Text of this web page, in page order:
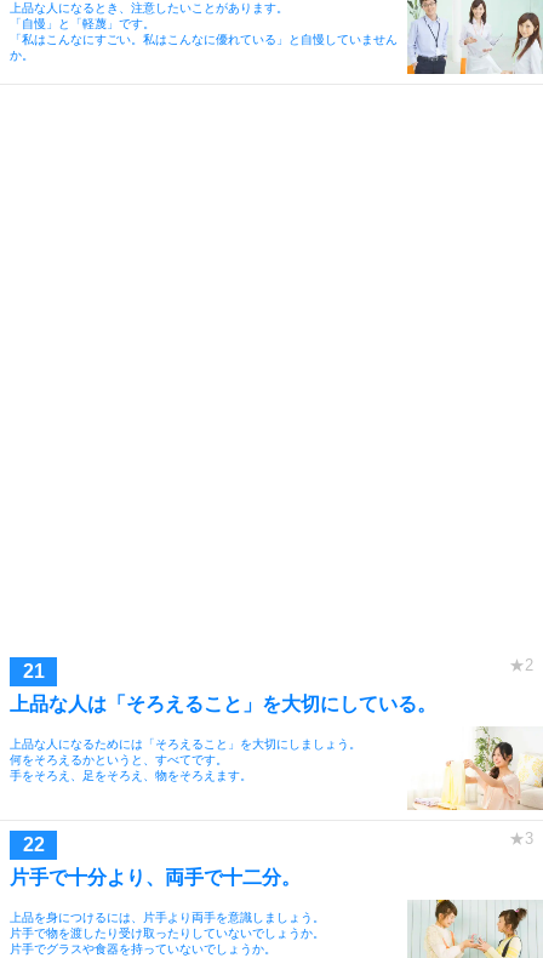
上品な人になるとき、注意したいことがあります。
「自慢」と「軽蔑」です。
「私はこんなにすごい。私はこんなに優れている」と自慢していません
か。
上品な人は「そろえること」を大切にしている。
上品な人になるためには「そろえること」を大切にしましょう。
何をそろえるかというと、すべてです。
手をそろえ、足をそろえ、物をそろえます。
片手で十分より、両手で十二分。
上品を身につけるには、片手より両手を意識しましょう。
片手で物を渡したり受け取ったりしていないでしょうか。
片手でグラスや食器を持っていないでしょうか。